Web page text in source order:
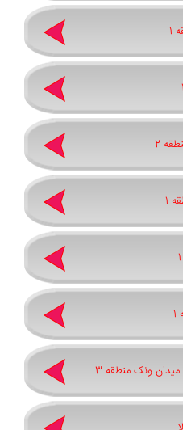
2
1
ونک منطقه 3